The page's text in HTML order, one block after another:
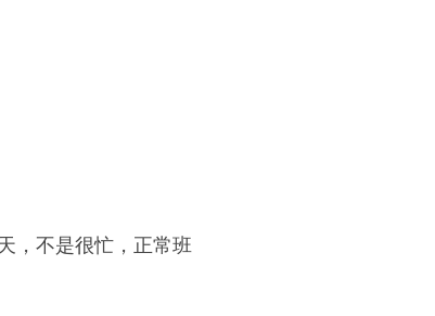
，不是很忙，正常班